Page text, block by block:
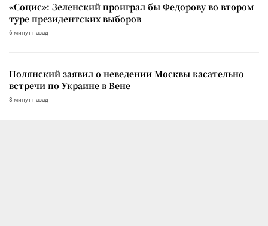
«Социс»: Зеленский проиграл бы Федорову во втором
туре президентских выборов
6 минут назад
Полянский заявил о неведении Москвы касательно
встречи по Украине в Вене
8 минут назад